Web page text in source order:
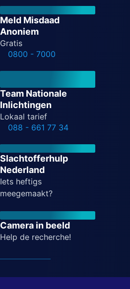
Meld Misdaad
Anoniem
Gratis
0800 - 7000
Team Nationale
Inlichtingen
Lokaal tarief
088 - 661 77 34
Slachtofferhulp
Nederland
Iets heftigs
meegemaakt?
Camera in beeld
Help de recherche!